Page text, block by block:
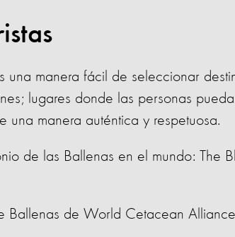
una manera fácil de seleccionar
lugares donde las personas
una manera auténtica y respetuosa.
de las Ballenas en el mundo: The
Ballenas de World Cetacean